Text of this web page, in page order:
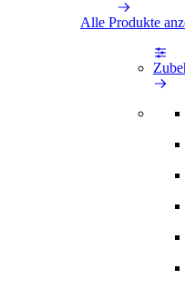
Alle Produkte